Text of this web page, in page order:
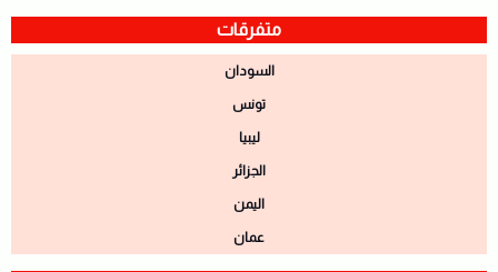
متفرقات
السودان
تونس
ليبيا
الجزائر
اليمن
عمان